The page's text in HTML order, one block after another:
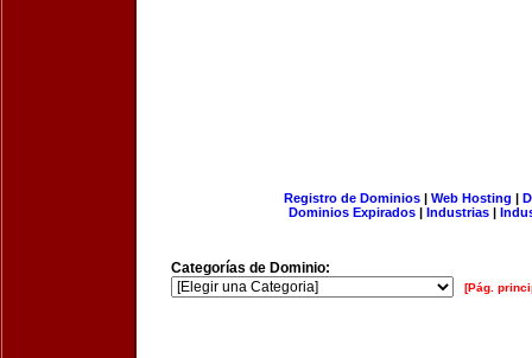
Registro de Dominios| Web Hosting |
Dominios Expirados | Industrias |
Categorías de Dominio:
[Pág.